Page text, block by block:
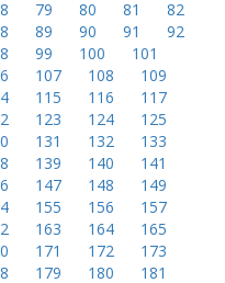
79 80 81
82
89 90 91
92
99 100
101
107 108
109
115 116
117
123 124
125
131 132
133
139 140
141
147 148
149
155 156
157
163 164
165
171 172
173
179 180
181